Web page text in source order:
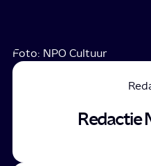
Foto: NPO Cultuur
Redactie